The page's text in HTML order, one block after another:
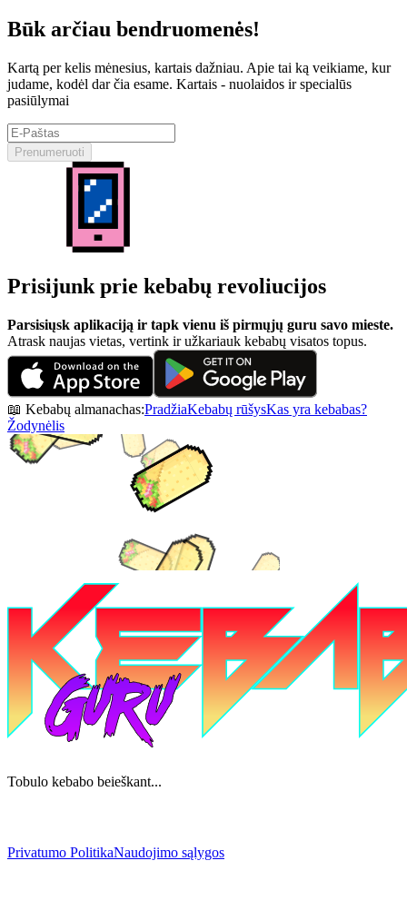
Būk arčiau bendruomenės!
Kartą per kelis mėnesius, kartais dažniau. Apie tai ką veikiame, kur
judame, kodėl dar čia esame. Kartais - nuolaidos ir specialūs
pasiūlymai
Prenumeruoti
Prisijunk prie kebabų revoliucijos
Parsisiųsk aplikaciją ir tapk vienu iš pirmųjų guru savo mieste.
Atrask naujas vietas, vertink ir užkariauk kebabų visatos topus.
📖 Kebabų almanachas:PradžiaKebabų rūšysKas yra kebabas?
Žodynėlis
Tobulo kebabo beieškant...
Privatumo PolitikaNaudojimo sąlygos